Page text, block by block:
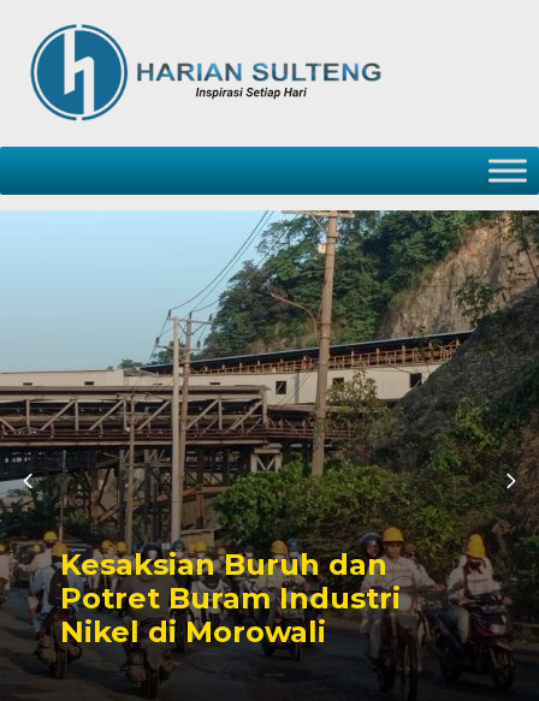
Sengketa Perizinan
Tambang yang
Karier Politik Anwar